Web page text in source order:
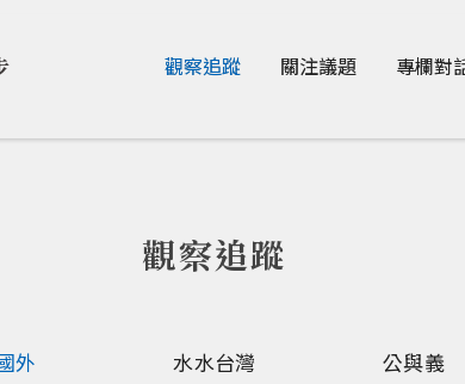
觀察追蹤 關注議題 專欄對
觀察追蹤
外 水水台灣 公與義